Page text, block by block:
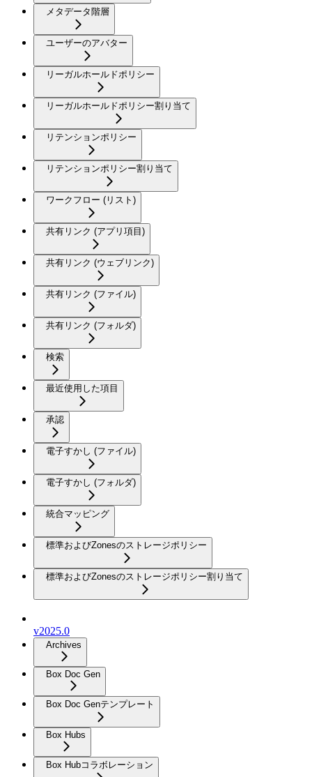
メタデータ階層
ユーザーのアバター
リーガルホールドポリシー
リーガルホールドポリシー割り当て
リテンションポリシー
リテンションポリシー割り当て
ワークフロー (リスト)
共有リンク (アプリ項目)
共有リンク (ウェブリンク)
共有リンク (ファイル)
共有リンク (フォルダ)
検索
最近使用した項目
承認
電子すかし (ファイル)
電子すかし (フォルダ)
統合マッピング
標準およびZonesのストレージポリシー
標準およびZonesのストレージポリシー割り当て
v2025.0
Archives
Box Doc Gen
Box Doc Genテンプレート
Box Hubs
Box Hubコラボレーション